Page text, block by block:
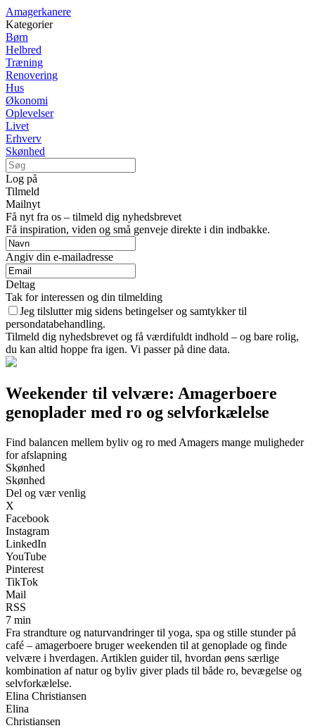
Amagerkanere
Kategorier
Børn
Helbred
Træning
Renovering
Hus
Økonomi
Oplevelser
Livet
Erhverv
Skønhed
Log på
Tilmeld
Mailnyt
Få nyt fra os – tilmeld dig nyhedsbrevet
Få inspiration, viden og små genveje direkte i din indbakke.
Angiv din e-mailadresse
Deltag
Tak for interessen og din tilmelding
Jeg tilslutter mig sidens betingelser og samtykker til
persondatabehandling.
Tilmeld dig nyhedsbrevet og få værdifuldt indhold – og bare rolig,
du kan altid hoppe fra igen. Vi passer på dine data.
Weekender til velvære: Amagerboere
genoplader med ro og selvforkælelse
Find balancen mellem byliv og ro med Amagers mange muligheder
for afslapning
Skønhed
Skønhed
Del og vær venlig
X
Facebook
Instagram
LinkedIn
YouTube
Pinterest
TikTok
Mail
RSS
7 min
Fra strandture og naturvandringer til yoga, spa og stille stunder på
café – amagerboere bruger weekenden til at genoplade og finde
velvære i hverdagen. Artiklen guider til, hvordan øens særlige
kombination af natur og byliv giver plads til både ro, bevægelse og
selvforkælelse.
Elina Christiansen
Elina
Christiansen